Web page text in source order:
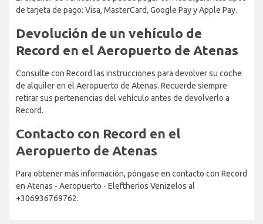
de tarjeta de pago: Visa, MasterCard, Google Pay y Apple Pay.
Devolución de un vehículo de
Record en el Aeropuerto de Atenas
Consulte con Record las instrucciones para devolver su coche
de alquiler en el Aeropuerto de Atenas. Recuerde siempre
retirar sus pertenencias del vehículo antes de devolverlo a
Record.
Contacto con Record en el
Aeropuerto de Atenas
Para obtener más información, póngase en contacto con Record
en Atenas - Aeropuerto - Eleftherios Venizelos al
+306936769762.